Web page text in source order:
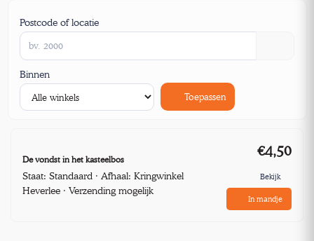
Postcode of locatie
Binnen
Toepassen
De vondst in het kasteelbos
Staat: Standaard · Afhaal: Kringwinkel
Heverlee · Verzending mogelijk
€4,50
Bekijk
In mandje